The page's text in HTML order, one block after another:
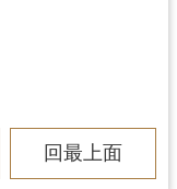
回最上面